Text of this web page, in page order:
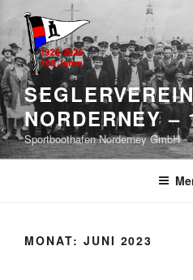
Inhalt
springen
NORDERNEY –
Sportboothafen Norderney GmbH
MONAT: JUNI 2023